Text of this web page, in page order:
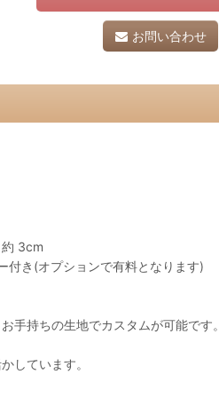
お問い合わせ
3cm
き(オプションで有料となります)
手持ちの生地でカスタムが可能です。
しています。